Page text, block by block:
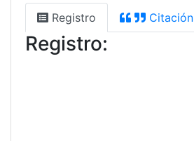
Registro Citación
Registro: